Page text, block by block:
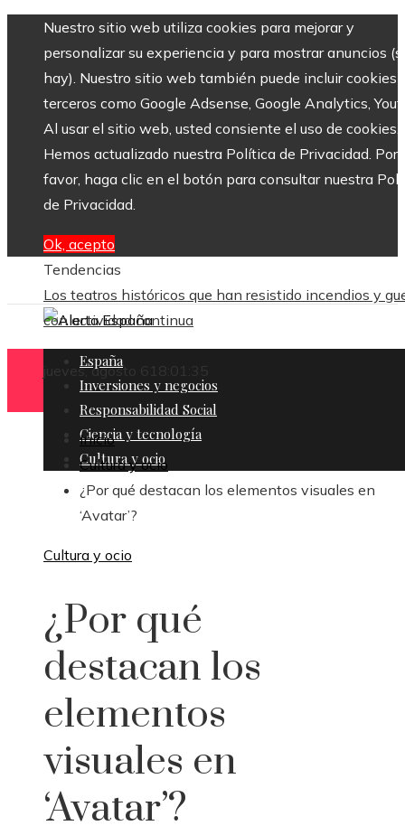
Nuestro sitio web utiliza cookies para mejorar y
personalizar su experiencia y para mostrar anuncios
hay). Nuestro sitio web también puede incluir cookies
terceros como Google Adsense, Google Analytics,
Al usar el sitio web, usted consiente el uso de cookies.
Hemos actualizado nuestra Política de Privacidad. Por
favor, haga clic en el botón para consultar nuestra
de Privacidad.
Ok, acepto
Tendencias
Los teatros históricos que han resistido incendios y
con actividad continua
jueves, agosto 6 18:01:36
España
Inversiones y negocios
Responsabilidad Social
Ciencia y tecnología
Cultura y ocio
Inicio
Cultura y ocio
¿Por qué destacan los elementos visuales en
‘Avatar’?
Cultura y ocio
¿Por qué
destacan los
elementos
visuales en
‘Avatar’?